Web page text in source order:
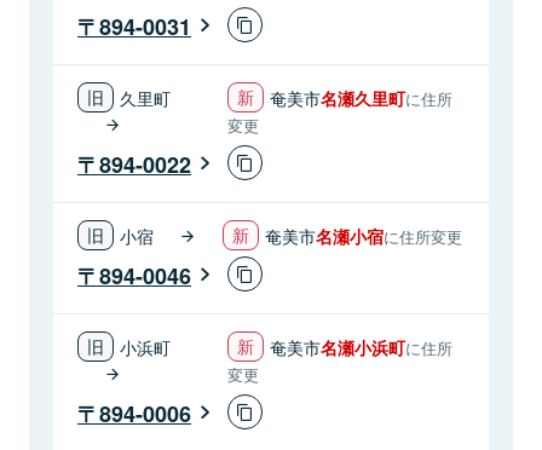
894-0031
久里町 奄美市名瀬久里町に住所
変更
894-0022
小宿 奄美市名瀬小宿に住所変更
894-0046
小浜町 奄美市名瀬小浜町に住所
変更
894-0006